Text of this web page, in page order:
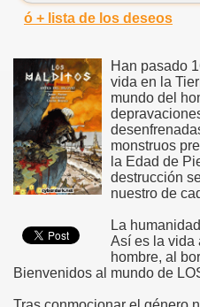
ó + lista de los deseos
Han pasado
vida en la
mundo del
monstruos
la Edad de
destrucción
nuestro de
La
Así es la vida
hombre, al
Bienvenidos al mundo de